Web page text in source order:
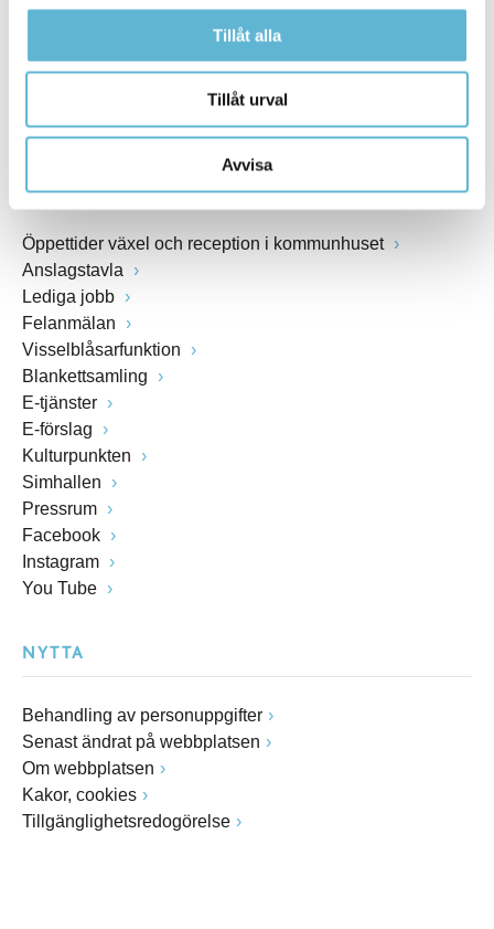
Tillåt alla
Tillåt urval
Avvisa
www.bromolla.se
Växel: 0456-82 20 00
Öppettider växel och reception i kommunhuset
Anslagstavla
Lediga jobb
Felanmälan
Visselblåsarfunktion
Blankettsamling
E-tjänster
E-förslag
Kulturpunkten
Simhallen
Pressrum
Facebook
Instagram
You Tube
NYTTA
Behandling av personuppgifter
Senast ändrat på webbplatsen
Om webbplatsen
Kakor, cookies
Tillgänglighetsredogörelse